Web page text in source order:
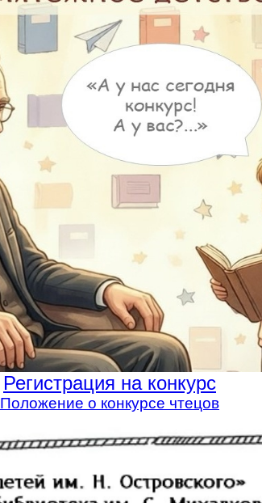
Регистрация на конкурс
Положение о конкурсе чтецов